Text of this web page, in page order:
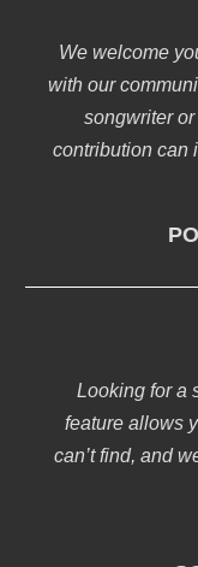
We welcome
with our
songwriter
contribution can
Looking for a
feature allows
can’t find, and